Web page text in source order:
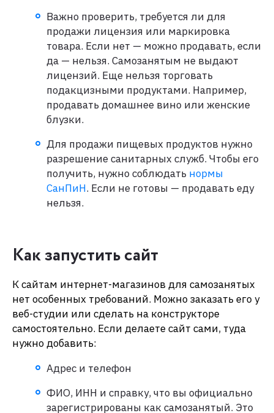
Важно проверить, требуется ли для
продажи лицензия или маркировка
товара. Если нет — можно продавать, если
да — нельзя. Самозанятым не выдают
лицензий. Еще нельзя торговать
подакцизными продуктами. Например,
продавать домашнее вино или женские
блузки.
Для продажи пищевых продуктов нужно
разрешение санитарных служб. Чтобы его
получить, нужно соблюдать нормы
СанПиН. Если не готовы — продавать еду
нельзя.
Как запустить сайт
К сайтам интернет-магазинов для самозанятых
нет особенных требований. Можно заказать его у
веб-студии или сделать на конструкторе
самостоятельно. Если делаете сайт сами, туда
нужно добавить:
Адрес и телефон
ФИО, ИНН и справку, что вы официально
зарегистрированы как самозанятый. Это